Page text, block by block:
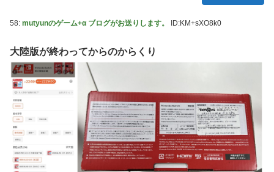
58: mutyunのゲーム+α ブログがお送りします。 ID:KM+sXO8k0
大陸版が終わってからのからくり